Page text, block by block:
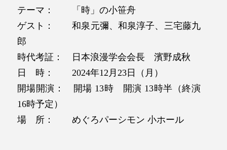
テーマ： 「時」の小笹舟
ゲスト： 和泉元彌、和泉淳子、三宅藤九
郎
時代考証： 日本浪漫学会会長 濱野成秋
日 時： 2024年12月23日（月）
開場開演： 開場 13時 開演 13時半（終演
16時予定）
場 所： めぐろパーシモン 小ホール